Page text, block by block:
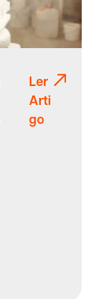
Ler
Arti
go